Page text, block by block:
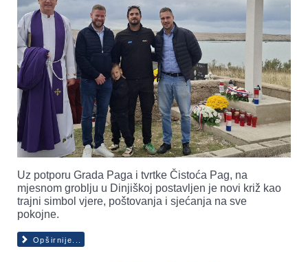
Uz potporu Grada Paga i tvrtke Čistoća Pag, na
mjesnom groblju u Dinjiškoj postavljen je novi križ kao
trajni simbol vjere, poštovanja i sjećanja na sve
pokojne.
Opširnije...